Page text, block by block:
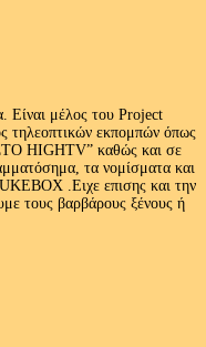
Είναι μέλος του Project
τηλεοπτικών εκπομπών όπως
καθώς και σε
τα νομίσματα και
.Ειχε επισης και την
τους βαρβάρους ξένους ή